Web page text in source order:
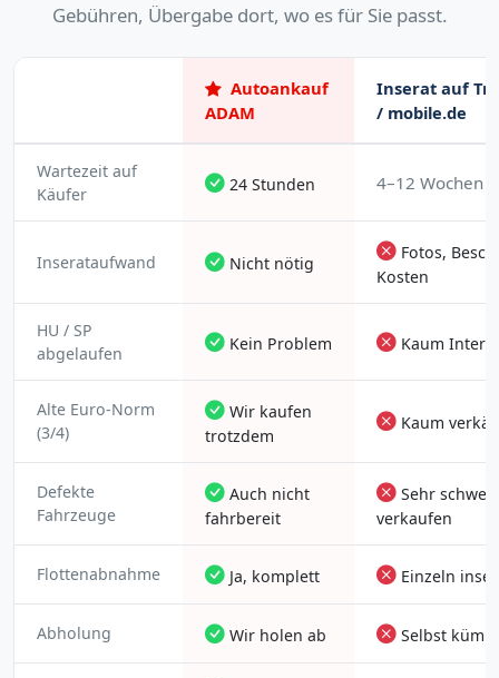
Gebühren, Übergabe dort, wo es für Sie passt.
Autoankauf
ADAM
Inserat auf
/ mobile.de
Wartezeit auf
Käufer
24 Stunden 4–12 Wochen
Inserataufwand Nicht nötig
Fotos,
Kosten
HU / SP
abgelaufen
Kein Problem Kaum
Alte Euro-Norm
(3/4)
Wir kaufen
trotzdem
Kaum
Defekte
Fahrzeuge
Auch nicht
fahrbereit
Sehr schwer
verkaufen
Flottenabnahme Ja, komplett Einzeln
Abholung Wir holen ab Selbst